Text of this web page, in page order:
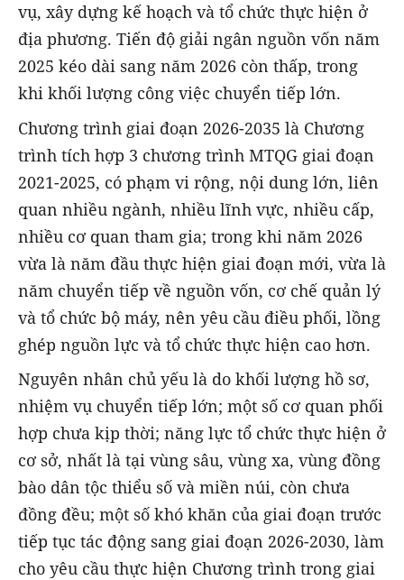
vụ, xây dựng kế hoạch và tổ chức thực hiện ở
địa phương. Tiến độ giải ngân nguồn vốn năm
2025 kéo dài sang năm 2026 còn thấp, trong
khi khối lượng công việc chuyển tiếp lớn.
Chương trình giai đoạn 2026-2035 là Chương
trình tích hợp 3 chương trình MTQG giai đoạn
2021-2025, có phạm vi rộng, nội dung lớn, liên
quan nhiều ngành, nhiều lĩnh vực, nhiều cấp,
nhiều cơ quan tham gia; trong khi năm 2026
vừa là năm đầu thực hiện giai đoạn mới, vừa là
năm chuyển tiếp về nguồn vốn, cơ chế quản lý
và tổ chức bộ máy, nên yêu cầu điều phối, lồng
ghép nguồn lực và tổ chức thực hiện cao hơn.
Nguyên nhân chủ yếu là do khối lượng hồ sơ,
nhiệm vụ chuyển tiếp lớn; một số cơ quan phối
hợp chưa kịp thời; năng lực tổ chức thực hiện ở
cơ sở, nhất là tại vùng sâu, vùng xa, vùng đồng
bào dân tộc thiểu số và miền núi, còn chưa
đồng đều; một số khó khăn của giai đoạn trước
tiếp tục tác động sang giai đoạn 2026-2030, làm
cho yêu cầu thực hiện Chương trình trong giai